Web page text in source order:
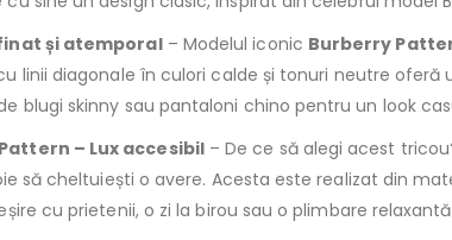
și atemporal– Modelul iconic Burberry
linii diagonale în culori calde și tonuri neutre
blugi skinny sau pantaloni chino pentru un look
– Lux accesibil– De ce să alegi acest
să cheltuiești o avere. Acesta este realizat din
cu prietenii, o zi la birou sau o plimbare